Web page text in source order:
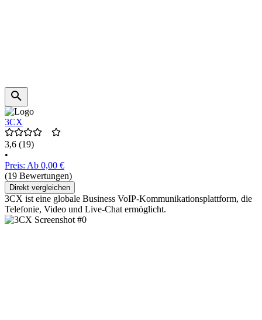
3CX
3,6 (19)
•
Preis: Ab 0,00 €
(19 Bewertungen)
Direkt vergleichen
3CX ist eine globale Business VoIP-Kommunikationsplattform, die
Telefonie, Video und Live-Chat ermöglicht.